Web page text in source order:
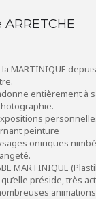
MARTINIQUE
entièrement à
peinture
oniriques
MARTINIQUE
préside, très
animations